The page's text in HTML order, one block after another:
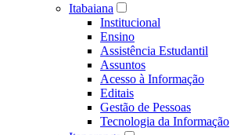
Itabaiana
Institucional
Ensino
Assistência Estudantil
Assuntos
Acesso à Informação
Editais
Gestão de Pessoas
Tecnologia da Informação